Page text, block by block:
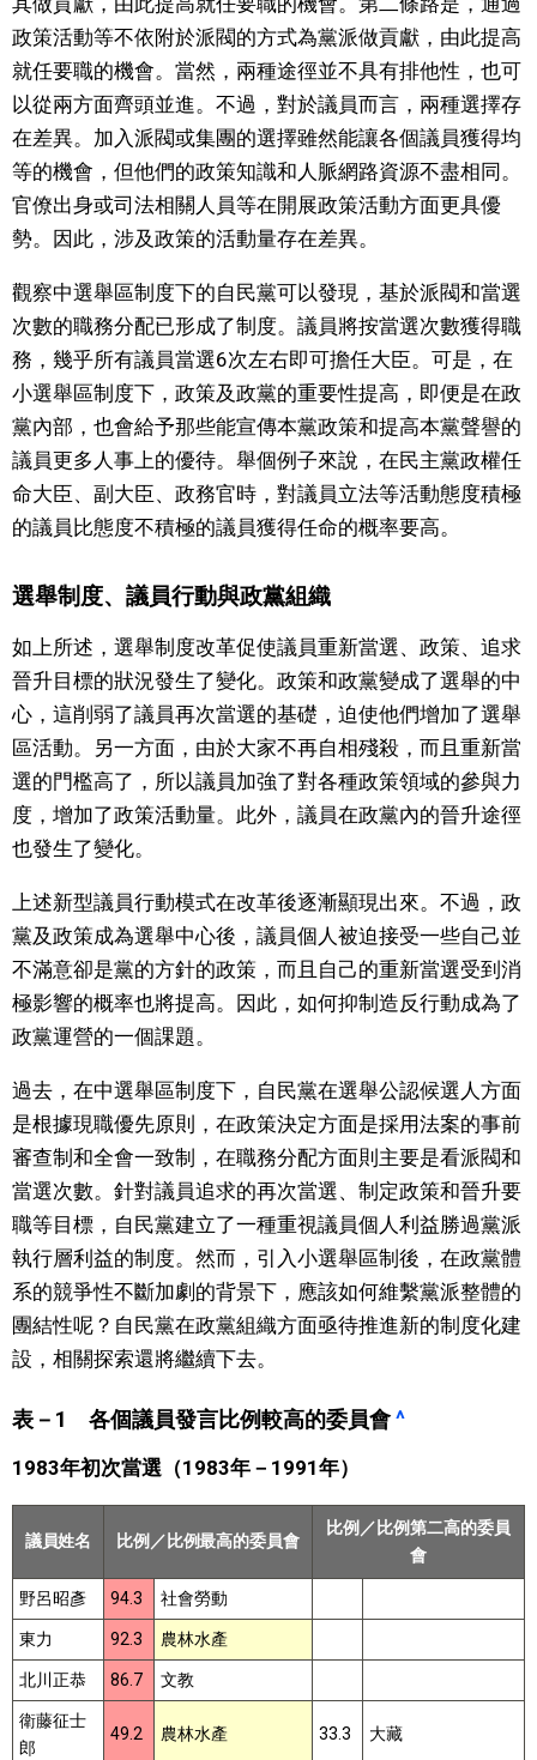
政策活動等不依附於派閥的方式為黨派做貢獻，由此提高
就任要職的機會。當然，兩種途徑並不具有排他性，也可
以從兩方面齊頭並進。不過，對於議員而言，兩種選擇存
在差異。加入派閥或集團的選擇雖然能讓各個議員獲得均
等的機會，但他們的政策知識和人脈網路資源不盡相同。
官僚出身或司法相關人員等在開展政策活動方面更具優
勢。因此，涉及政策的活動量存在差異。
觀察中選舉區制度下的自民黨可以發現，基於派閥和當選
次數的職務分配已形成了制度。議員將按當選次數獲得職
務，幾乎所有議員當選6次左右即可擔任大臣。可是，在
小選舉區制度下，政策及政黨的重要性提高，即便是在政
黨內部，也會給予那些能宣傳本黨政策和提高本黨聲譽的
議員更多人事上的優待。舉個例子來說，在民主黨政權任
命大臣、副大臣、政務官時，對議員立法等活動態度積極
的議員比態度不積極的議員獲得任命的概率要高。
選舉制度、議員行動與政黨組織
如上所述，選舉制度改革促使議員重新當選、政策、追求
晉升目標的狀況發生了變化。政策和政黨變成了選舉的中
心，這削弱了議員再次當選的基礎，迫使他們增加了選舉
區活動。另一方面，由於大家不再自相殘殺，而且重新當
選的門檻高了，所以議員加強了對各種政策領域的參與力
度，增加了政策活動量。此外，議員在政黨內的晉升途徑
也發生了變化。
上述新型議員行動模式在改革後逐漸顯現出來。不過，政
黨及政策成為選舉中心後，議員個人被迫接受一些自己並
不滿意卻是黨的方針的政策，而且自己的重新當選受到消
極影響的概率也將提高。因此，如何抑制造反行動成為了
政黨運營的一個課題。
過去，在中選舉區制度下，自民黨在選舉公認候選人方面
是根據現職優先原則，在政策決定方面是採用法案的事前
審查制和全會一致制，在職務分配方面則主要是看派閥和
當選次數。針對議員追求的再次當選、制定政策和晉升要
職等目標，自民黨建立了一種重視議員個人利益勝過黨派
執行層利益的制度。然而，引入小選舉區制後，在政黨體
系的競爭性不斷加劇的背景下，應該如何維繫黨派整體的
團結性呢？自民黨在政黨組織方面亟待推進新的制度化建
設，相關探索還將繼續下去。
表－1 各個議員發言比例較高的委員會^
1983年初次當選（1983年－1991年）
議員姓名 比例／比例最高的委員會
比例／比例第二高的委員
會
野呂昭彥 94.3 社會勞動
東力 92.3 農林水產
北川正恭 86.7 文教
衛藤征士
郎
49.2 農林水產 33.3 大藏